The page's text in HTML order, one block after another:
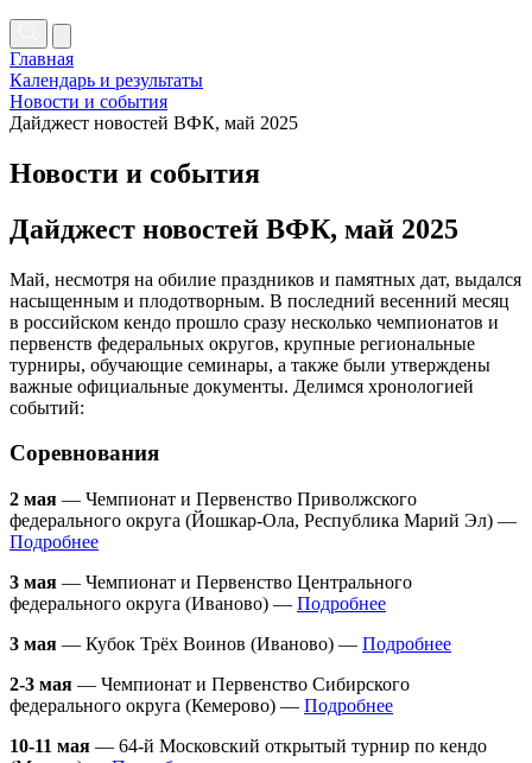
Главная
Календарь и результаты
Новости и события
Дайджест новостей ВФК, май 2025
Новости и события
Дайджест новостей ВФК, май 2025
Май, несмотря на обилие праздников и памятных дат, выдался
насыщенным и плодотворным. В последний весенний месяц
в российском кендо прошло сразу несколько чемпионатов и
первенств федеральных округов, крупные региональные
турниры, обучающие семинары, а также были утверждены
важные официальные документы. Делимся хронологией
событий:
Соревнования
2 мая — Чемпионат и Первенство Приволжского
федерального округа (Йошкар-Ола, Республика Марий Эл) —
Подробнее
3 мая — Чемпионат и Первенство Центрального
федерального округа (Иваново) — Подробнее
3 мая — Кубок Трёх Воинов (Иваново) — Подробнее
2-3 мая — Чемпионат и Первенство Сибирского
федерального округа (Кемерово) — Подробнее
10-11 мая — 64-й Московский открытый турнир по кендо